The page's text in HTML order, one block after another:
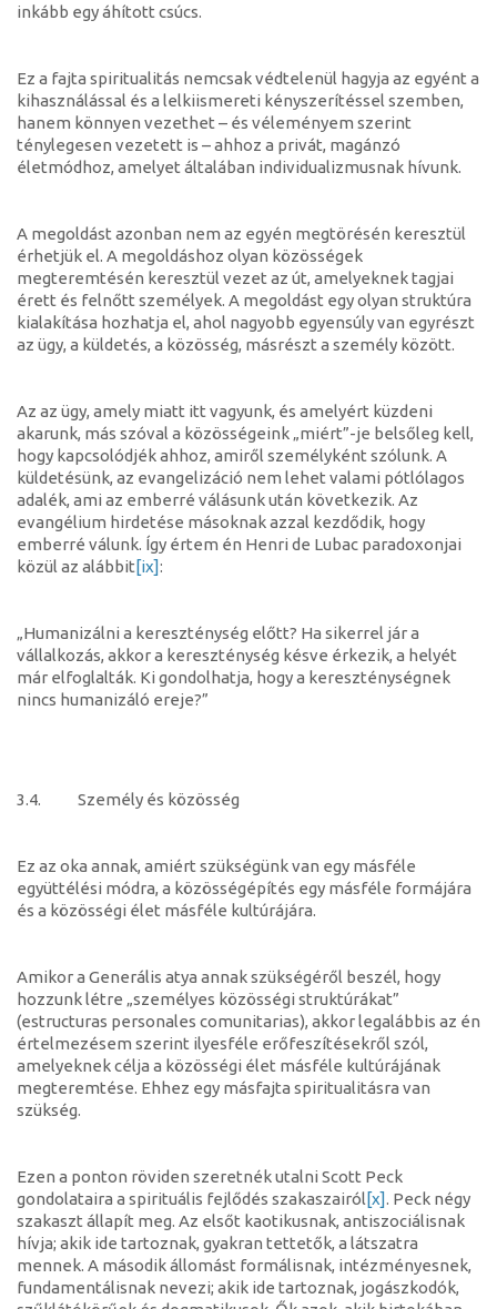
inkább egy áhított csúcs.
Ez a fajta spiritualitás nemcsak védtelenül hagyja az egyént a
kihasználással és a lelkiismereti kényszerítéssel szemben,
hanem könnyen vezethet – és véleményem szerint
ténylegesen vezetett is – ahhoz a privát, magánzó
életmódhoz, amelyet általában individualizmusnak hívunk.
A megoldást azonban nem az egyén megtörésén keresztül
érhetjük el. A megoldáshoz olyan közösségek
megteremtésén keresztül vezet az út, amelyeknek tagjai
érett és felnőtt személyek. A megoldást egy olyan struktúra
kialakítása hozhatja el, ahol nagyobb egyensúly van egyrészt
az ügy, a küldetés, a közösség, másrészt a személy között.
Az az ügy, amely miatt itt vagyunk, és amelyért küzdeni
akarunk, más szóval a közösségeink „miért”-je belsőleg kell,
hogy kapcsolódjék ahhoz, amiről személyként szólunk. A
küldetésünk, az evangelizáció nem lehet valami pótlólagos
adalék, ami az emberré válásunk után következik. Az
evangélium hirdetése másoknak azzal kezdődik, hogy
emberré válunk. Így értem én Henri de Lubac paradoxonjai
közül az alábbit [ix]:
„Humanizálni a kereszténység előtt? Ha sikerrel jár a
vállalkozás, akkor a kereszténység késve érkezik, a helyét
már elfoglalták. Ki gondolhatja, hogy a kereszténységnek
nincs humanizáló ereje?”
3.4. Személy és közösség
Ez az oka annak, amiért szükségünk van egy másféle
együttélési módra, a közösségépítés egy másféle formájára
és a közösségi élet másféle kultúrájára.
Amikor a Generális atya annak szükségéről beszél, hogy
hozzunk létre „személyes közösségi struktúrákat”
(estructuras personales comunitarias), akkor legalábbis az én
értelmezésem szerint ilyesféle erőfeszítésekről szól,
amelyeknek célja a közösségi élet másféle kultúrájának
megteremtése. Ehhez egy másfajta spiritualitásra van
szükség.
Ezen a ponton röviden szeretnék utalni Scott Peck
gondolataira a spirituális fejlődés szakaszairól [x]. Peck négy
szakaszt állapít meg. Az elsőt kaotikusnak, antiszociálisnak
hívja; akik ide tartoznak, gyakran tettetők, a látszatra
mennek. A második állomást formálisnak, intézményesnek,
fundamentálisnak nevezi; akik ide tartoznak, jogászkodók,